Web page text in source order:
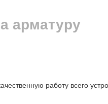
арматуру
работу всего